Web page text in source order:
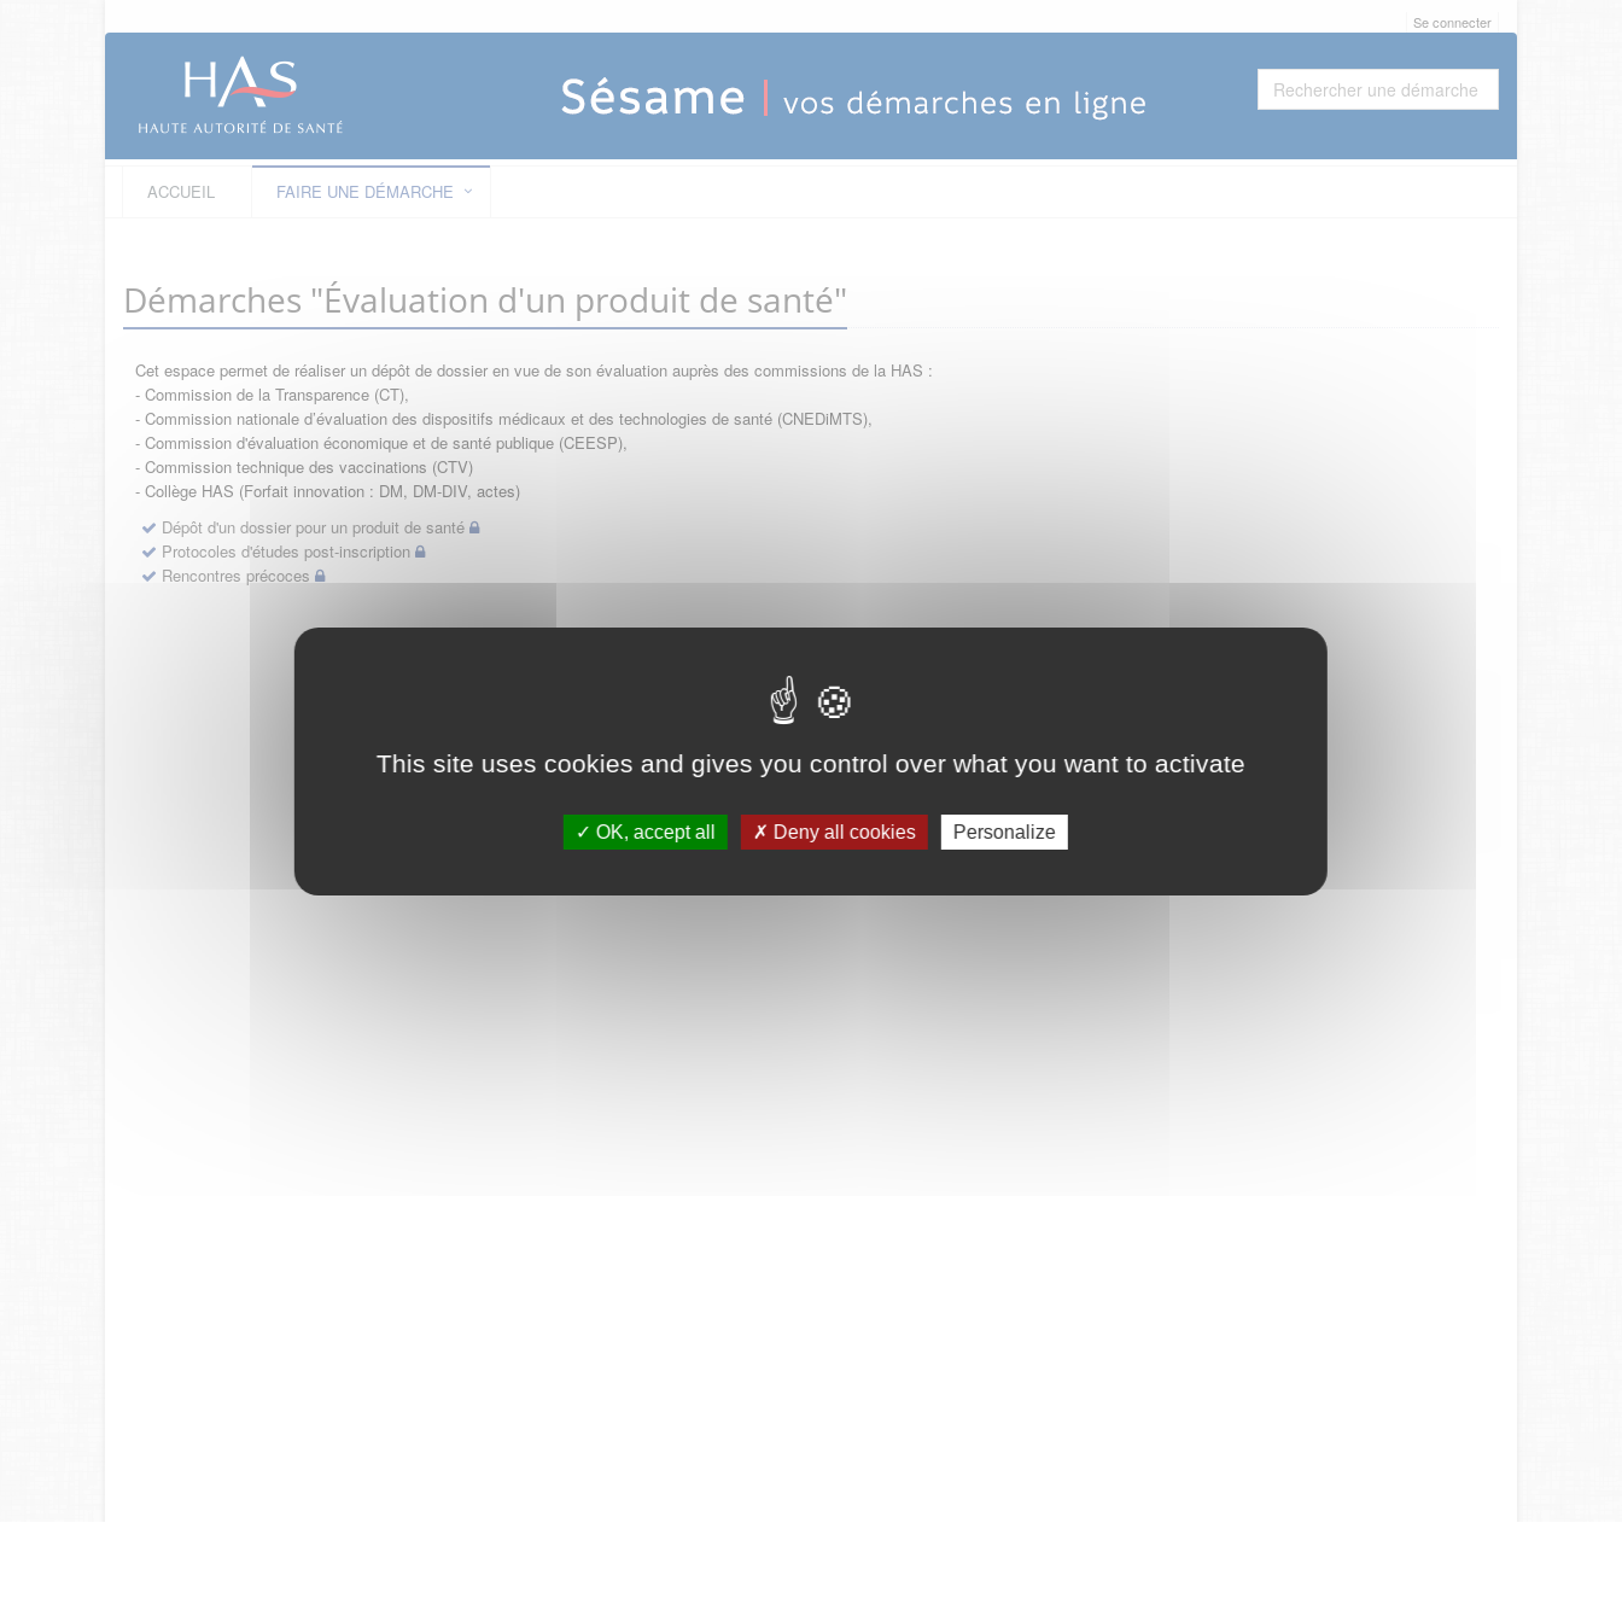
This site uses cookies and gives you control over what you want to activate
OK, accept all Deny all cookies Personalize
Se connecter
ACCUEIL FAIRE UNE DÉMARCHE
Démarches "Évaluation d'un produit de santé"
Cet espace permet de réaliser un dépôt de dossier en vue de son évaluation auprès des commissions de la HAS :
- Commission de la Transparence (CT),
- Commission nationale d’évaluation des dispositifs médicaux et des technologies de santé (CNEDiMTS),
- Commission d'évaluation économique et de santé publique (CEESP),
- Commission technique des vaccinations (CTV)
- Collège HAS (Forfait innovation : DM, DM-DIV, actes)
Dépôt d'un dossier pour un produit de santé
Protocoles d'études post-inscription
Rencontres précoces